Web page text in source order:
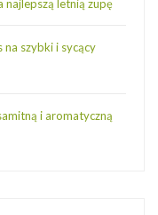
najlepszą letnią zupę
na szybki i sycący
i aromatyczną